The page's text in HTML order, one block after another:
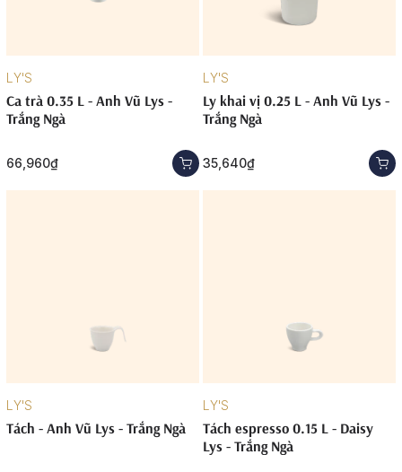
LY'S
Ca trà 0.35 L - Anh Vũ Lys -
Trắng Ngà
66,960₫
LY'S
Ly khai vị 0.25 L - Anh Vũ Lys -
Trắng Ngà
35,640₫
LY'S
Tách - Anh Vũ Lys - Trắng Ngà
LY'S
Tách espresso 0.15 L - Daisy
Lys - Trắng Ngà